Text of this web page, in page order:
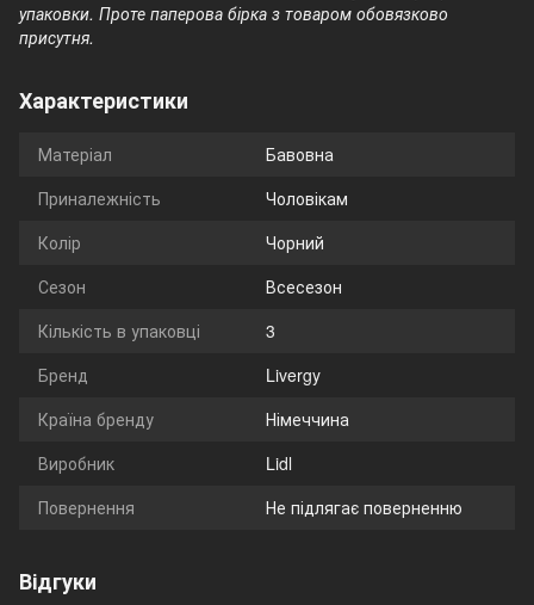
упаковки. Проте паперова бірка з товаром обовязково
присутня.
Характеристики
Матеріал
Бавовна
Приналежність
Чоловікам
Колір
Чорний
Сезон
Всесезон
Кількість в упаковці
3
Бренд
Livergy
Країна бренду
Німеччина
Виробник
Lidl
Повернення
Не підлягає поверненню
Відгуки